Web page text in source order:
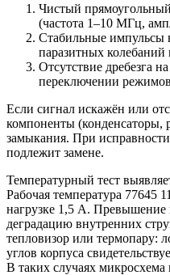
Чистый
(частота 1–10 МГц,
Стабильные
паразитных колебаний
Отсутствие дребезга
переключении
Если сигнал искажён или
компоненты (конденсаторы,
замыкания. При
подлежит замене.
Температурный тест
Рабочая температура 77645
нагрузке 1,5 А. Превышение
деградацию внутренних
тепловизор или термопару:
углов корпуса
В таких случаях